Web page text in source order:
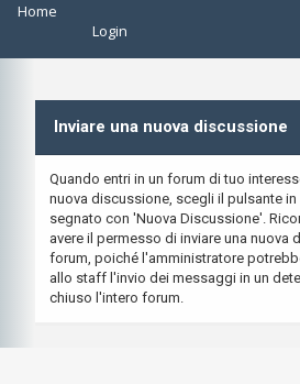
Home
Login
Inviare una nuova discussione
Quando entri in un forum di tuo
nuova discussione, scegli il pulsante
segnato con 'Nuova Discussione'.
avere il permesso di inviare una nuova
forum, poiché l'amministratore
allo staff l'invio dei messaggi in un
chiuso l'intero forum.